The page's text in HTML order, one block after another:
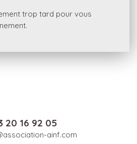
trop tard pour vous
20 16 92 05
ainf.com